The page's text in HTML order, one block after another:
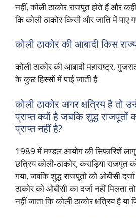
नहीं, कोली ठाकोर राजपूत होते हैं और
कि कोली ठाकोर किसी और जाति में पाए
कोली ठाकोर की आबादी किस
कोली ठाकोर की आबादी महाराष्ट्र,
के कुछ हिस्सों में पाई जाती है
कोली ठाकोर अगर क्षत्रिय है तो
प्राप्त क्यों है जबकि शुद्ध राजपूतों
प्राप्त नहीं है?
1989 में मण्डल आयोग की सिफारिशें
छत्रिय कोली-ठाकोर, कराड़िया राजपूत
गया, जबकि शुद्ध राजपूतो को ओबीसी
ठाकोर को ओबीसी का दर्जा नहीं मिलता
नहीं जाता कि कोली ठाकोर क्षत्रिय है या